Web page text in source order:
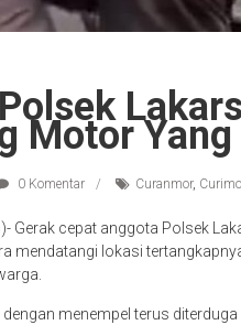
Motor
0 Komentar Curanmor,
Gerak cepat anggota Polsek
mendatangi lokasi
menempel terus